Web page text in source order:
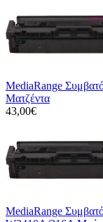
MediaRange
Ματζέντα
43,00€
MediaRange